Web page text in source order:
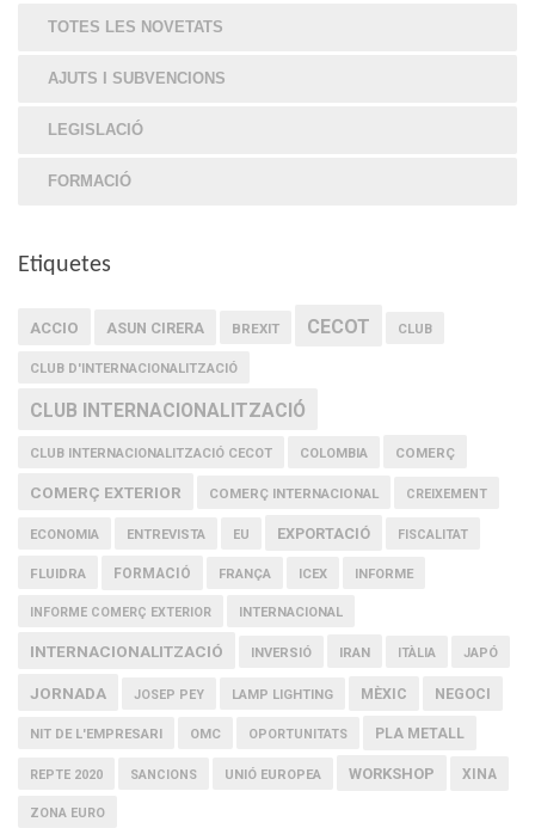
TOTES LES NOVETATS
AJUTS I SUBVENCIONS
LEGISLACIÓ
FORMACIÓ
Etiquetes
ACCIO ASUN CIRERA BREXIT CECOT CLUB
CLUB D'INTERNACIONALITZACIÓ
CLUB INTERNACIONALITZACIÓ
CLUB INTERNACIONALITZACIÓ CECOT COLOMBIA COMERÇ
COMERÇ EXTERIOR COMERÇ INTERNACIONAL CREIXEMENT
ECONOMIA ENTREVISTA EU EXPORTACIÓ FISCALITAT
FLUIDRA FORMACIÓ FRANÇA ICEX INFORME
INFORME COMERÇ EXTERIOR INTERNACIONAL
INTERNACIONALITZACIÓ INVERSIÓ IRAN ITÀLIA JAPÓ
JORNADA JOSEP PEY LAMP LIGHTING MÈXIC NEGOCI
NIT DE L'EMPRESARI OMC OPORTUNITATS PLA METALL
REPTE 2020 SANCIONS UNIÓ EUROPEA WORKSHOP XINA
ZONA EURO